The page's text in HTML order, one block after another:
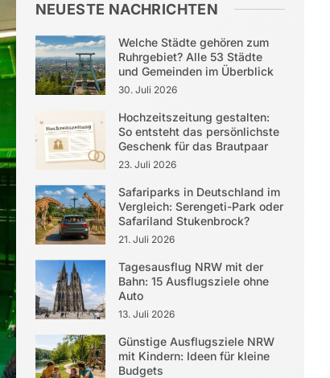
NEUESTE NACHRICHTEN
Welche Städte gehören zum
Ruhrgebiet? Alle 53 Städte
und Gemeinden im Überblick
30. Juli 2026
Hochzeitszeitung gestalten:
So entsteht das persönlichste
Geschenk für das Brautpaar
23. Juli 2026
Safariparks in Deutschland im
Vergleich: Serengeti-Park oder
Safariland Stukenbrock?
21. Juli 2026
Tagesausflug NRW mit der
Bahn: 15 Ausflugsziele ohne
Auto
13. Juli 2026
Günstige Ausflugsziele NRW
mit Kindern: Ideen für kleine
Budgets